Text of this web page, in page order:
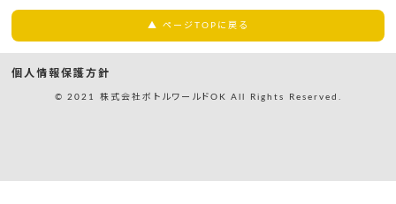
▲ ページTOPに戻る
個人情報保護方針
© 2021 株式会社ボトルワールドOK All Rights Reserved.